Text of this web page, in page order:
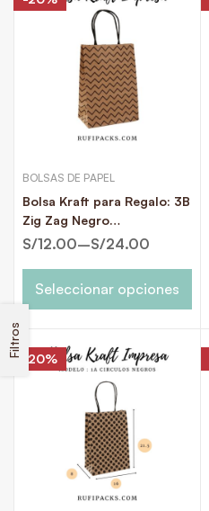
Filtros
BOLSAS DE PAPEL
Bolsa Kraft para Regalo: 3B
Zig Zag Negro
25.5x12x31.5cms.
S/12.00–S/24.00
Seleccionar opciones
-20%